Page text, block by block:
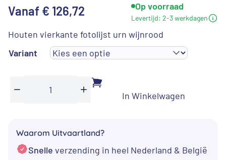
Vanaf € 126,72 Op voorraad
Levertijd: 2-3 werkdagen
Houten vierkante fotolijst urn wijnrood
Variant
urn
wijnrood
In Winkelwagen
Waarom Uitvaartland?
Snelle verzending in heel Nederland & België